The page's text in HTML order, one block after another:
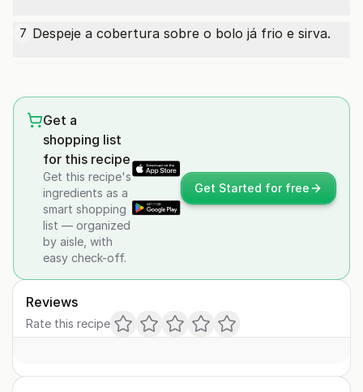
7 Despeje a cobertura sobre o bolo já frio e sirva.
Get a
shopping list
for this recipe
Get this recipe's
ingredients as a
smart shopping
list — organized
by aisle, with
easy check-off.
Get Started for free
Reviews
Rate this recipe